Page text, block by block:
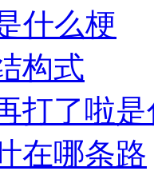
什么梗
构式
打了啦
在哪条路